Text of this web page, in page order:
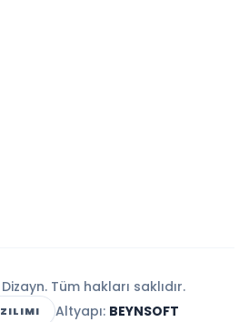
Tüm hakları saklıdır.
Altyapı: BEYNSOFT